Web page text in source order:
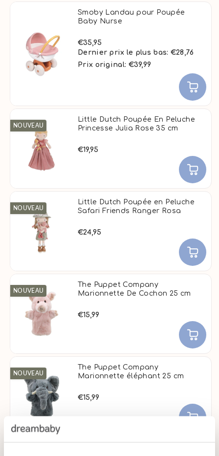
Smoby Landau pour Poupée
Baby Nurse
€35,95
Dernier prix le plus bas: €28,76
Prix original: €39,99
NOUVEAU
Little Dutch Poupée En Peluche
Princesse Julia Rose 35 cm
€19,95
NOUVEAU
Little Dutch Poupée en Peluche
Safari Friends Ranger Rosa
€24,95
NOUVEAU
The Puppet Company
Marionnette De Cochon 25 cm
€15,99
NOUVEAU
The Puppet Company
Marionnette éléphant 25 cm
€15,99